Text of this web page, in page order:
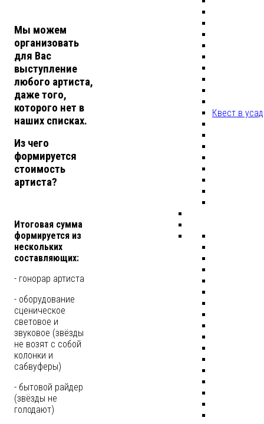
Квест в
Мы можем
организовать
для Вас
выступление
любого артиста,
даже того,
которого нет в
наших списках.
Из чего
формируется
стоимость
артиста?
Итоговая сумма
формируется из
нескольких
составляющих:
- гонорар артиста
- оборудование
сценическое
световое и
звуковое (звёзды
не возят с собой
колонки и
сабвуферы)
- бытовой райдер
(звёзды не
голодают)